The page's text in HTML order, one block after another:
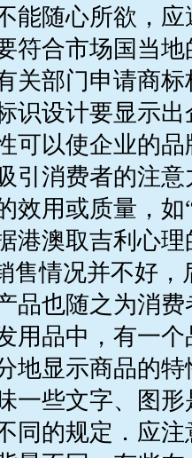
能随心所欲，
符合市场国当
关部门申请商
识设计要显示
可以使企业的
引消费者的注
效用或质量，如
港澳取吉利心
售情况并不好
品也随之为消
用品中，有一
地显示商品的
一些文字、图
同的规定．应